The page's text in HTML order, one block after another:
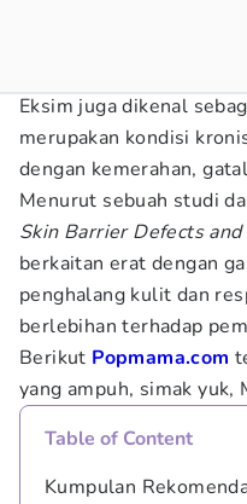
Eksim juga dikenal
merupakan kondisi
dengan kemerahan,
Menurut sebuah studi
Skin Barrier Defects
berkaitan erat dengan
penghalang kulit dan
berlebihan terhadap
Berikut Popmama.com
yang ampuh, simak yuk,
Table of Content
Kumpulan